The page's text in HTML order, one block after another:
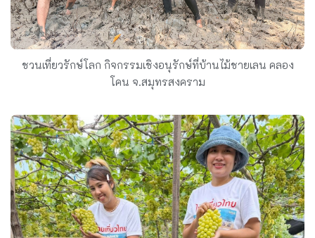
ชวนเที่ยวรักษ์โลก กิจกรรมเชิงอนุรักษ์ที่บ้านไม้ชายเลน คลอง
โคน จ.สมุทรสงคราม